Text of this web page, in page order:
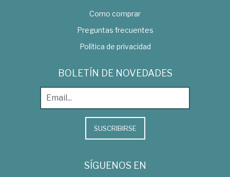
Como comprar
Preguntas frecuentes
Política de privacidad
BOLETÍN DE NOVEDADES
SUSCRIBIRSE
SÍGUENOS EN